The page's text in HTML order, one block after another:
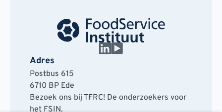
Adres
Postbus 615
6710 BP Ede
Bezoek ons bij TFRC! De onderzoekers voor
het FSIN.